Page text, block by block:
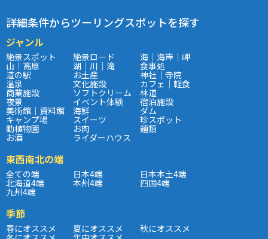
詳細条件からツーリングスポットを探す
ジャンル
絶景スポット 絶景ロード 海｜海岸｜岬
山｜高原 湖｜川｜滝 食事処
道の駅 お土産 神社｜寺院
温泉 文化施設 カフェ｜軽食
商業施設 ソフトクリーム 林道
夜景 イベント体験 宿泊施設
美術館｜資料館 海鮮 ダム
キャンプ場 スイーツ 珍スポット
動植物園 お肉 麺類
お酒 ライダーハウス
東西南北の端
全ての端 日本4端 日本本土4端
北海道4端 本州4端 四国4端
九州4端
季節
春にオススメ 夏にオススメ 秋にオススメ